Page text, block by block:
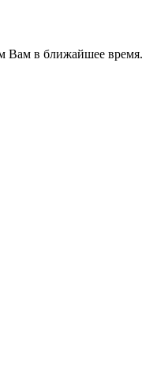
Вам в ближайшее